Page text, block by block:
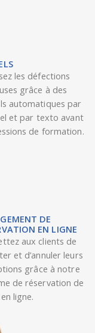
les défections
grâce à des
automatiques par
et par texto avant
de formation.
DE
EN LIGNE
aux clients de
et d’annuler leurs
grâce à notre
de réservation de
ligne.